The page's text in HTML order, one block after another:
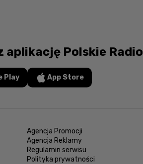
aplikację Polskie Radio
Play App Store
Agencja Promocji
Agencja Reklamy
Regulamin serwisu
Polityka prywatności